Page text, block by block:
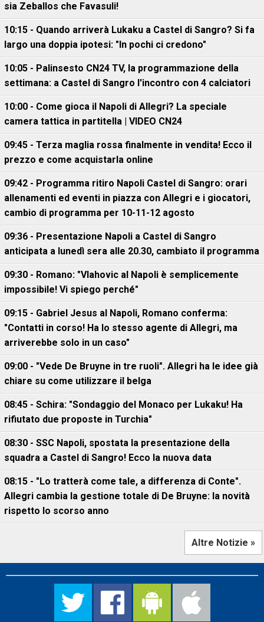
sia Zeballos che Favasuli!
10:15 - Quando arriverà Lukaku a Castel di Sangro? Si fa
largo una doppia ipotesi: "In pochi ci credono"
10:05 - Palinsesto CN24 TV, la programmazione della
settimana: a Castel di Sangro l'incontro con 4 calciatori
10:00 - Come gioca il Napoli di Allegri? La speciale
camera tattica in partitella | VIDEO CN24
09:45 - Terza maglia rossa finalmente in vendita! Ecco il
prezzo e come acquistarla online
09:42 - Programma ritiro Napoli Castel di Sangro: orari
allenamenti ed eventi in piazza con Allegri e i giocatori,
cambio di programma per 10-11-12 agosto
09:36 - Presentazione Napoli a Castel di Sangro
anticipata a lunedì sera alle 20.30, cambiato il programma
09:30 - Romano: "Vlahovic al Napoli è semplicemente
impossibile! Vi spiego perché"
09:15 - Gabriel Jesus al Napoli, Romano conferma:
"Contatti in corso! Ha lo stesso agente di Allegri, ma
arriverebbe solo in un caso"
09:00 - "Vede De Bruyne in tre ruoli". Allegri ha le idee già
chiare su come utilizzare il belga
08:45 - Schira: "Sondaggio del Monaco per Lukaku! Ha
rifiutato due proposte in Turchia"
08:30 - SSC Napoli, spostata la presentazione della
squadra a Castel di Sangro! Ecco la nuova data
08:15 - "Lo tratterà come tale, a differenza di Conte".
Allegri cambia la gestione totale di De Bruyne: la novità
rispetto lo scorso anno
Altre Notizie »